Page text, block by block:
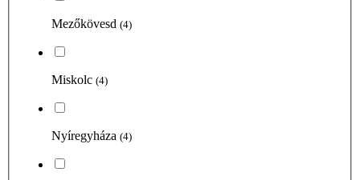
Mezőkövesd (4)
Miskolc (4)
Nyíregyháza (4)